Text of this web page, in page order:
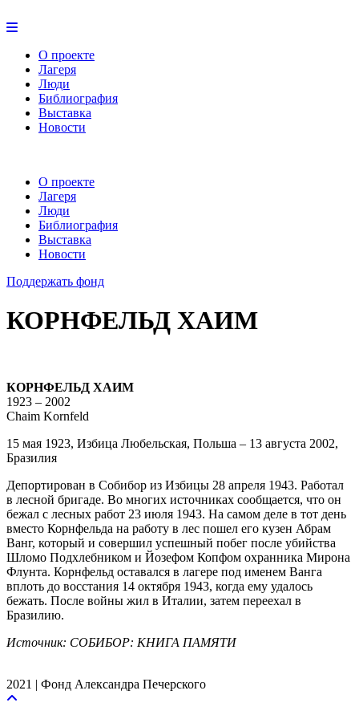
О проекте
Лагеря
Люди
Библиография
Выставка
Новости
О проекте
Лагеря
Люди
Библиография
Выставка
Новости
Поддержать фонд
КОРНФЕЛЬД ХАИМ
КОРНФЕЛЬД ХАИМ
1923 – 2002
Chaim Kornfeld
15 мая 1923, Избица Любельская, Польша – 13 августа 2002,
Бразилия
Депортирован в Собибор из Избицы 28 апреля 1943. Работал
в лесной бригаде. Во многих источниках сообщается, что он
бежал с лесных работ 23 июля 1943. На самом деле в тот день
вместо Корнфельда на работу в лес пошел его кузен Абрам
Ванг, который и совершил успешный побег после убийства
Шломо Подхлебником и Йозефом Копфом охранника Мирона
Флунта. Корнфельд оставался в лагере под именем Ванга
вплоть до восстания 14 октября 1943, когда ему удалось
бежать. После войны жил в Италии, затем переехал в
Бразилию.
Источник: СОБИБОР: КНИГА ПАМЯТИ
2021 | Фонд Александра Печерского